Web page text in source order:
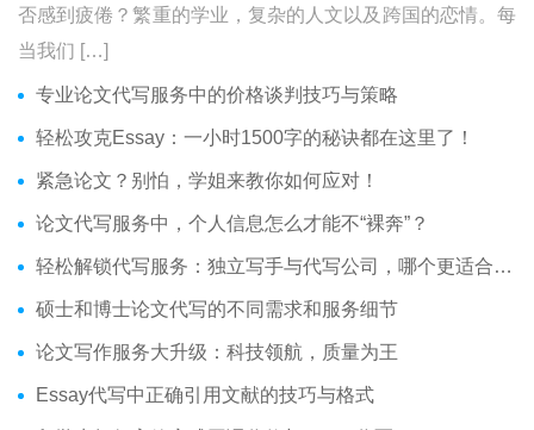
否感到疲倦？繁重的学业，复杂的人文以及跨国的恋情。每
当我们 […]
专业论文代写服务中的价格谈判技巧与策略
轻松攻克Essay：一小时1500字的秘诀都在这里了！
紧急论文？别怕，学姐来教你如何应对！
论文代写服务中，个人信息怎么才能不“裸奔”？
轻松解锁代写服务：独立写手与代写公司，哪个更适合你？
硕士和博士论文代写的不同需求和服务细节
论文写作服务大升级：科技领航，质量为王
Essay代写中正确引用文献的技巧与格式